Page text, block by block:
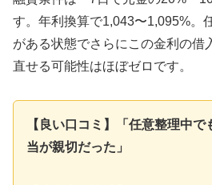
す。年利換算で1,043〜1,095%。
がある状態でさらにこの金利の借
直せる可能性はほぼゼロです。
【良い口コミ】「任意整理中
当が親切だった」